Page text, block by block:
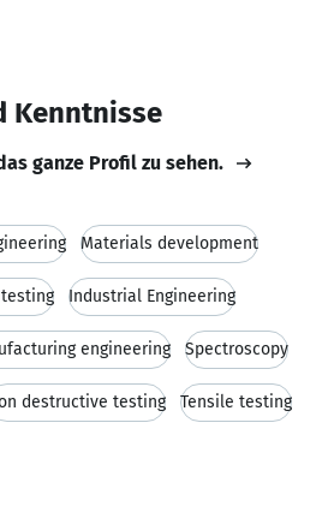
Kenntnisse
ganze Profil zu sehen.
Materials development
Industrial Engineering
engineering Spectroscopy
destructive testing Tensile testing